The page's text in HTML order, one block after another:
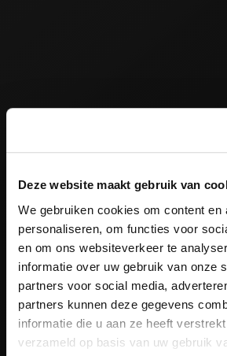
Deze website maakt gebruik van
We gebruiken cookies om content en
personaliseren, om functies voor
en om ons websiteverkeer te
informatie over uw gebruik van onze
partners voor social media,
partners kunnen deze gegevens
informatie die u aan ze heeft
verzameld op basis van uw gebruik